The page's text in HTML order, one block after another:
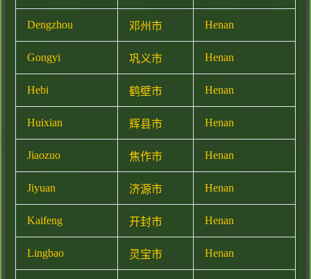
Dengzhou 邓州市 Henan
Gongyi 巩义市 Henan
Hebi 鹤壁市 Henan
Huixian 辉县市 Henan
Jiaozuo 焦作市 Henan
Jiyuan 济源市 Henan
Kaifeng 开封市 Henan
Lingbao 灵宝市 Henan